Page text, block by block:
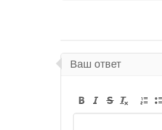
Ваш ответ